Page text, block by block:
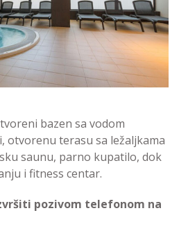
bazen sa vodom
otvorenu terasu sa ležaljkama
saunu, parno kupatilo, dok
i fitness centar.
pozivom telefonom na